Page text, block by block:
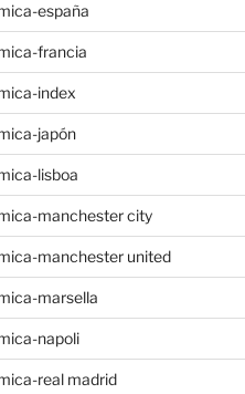
españa
francia
index
japón
lisboa
manchester city
manchester united
marsella
napoli
real madrid